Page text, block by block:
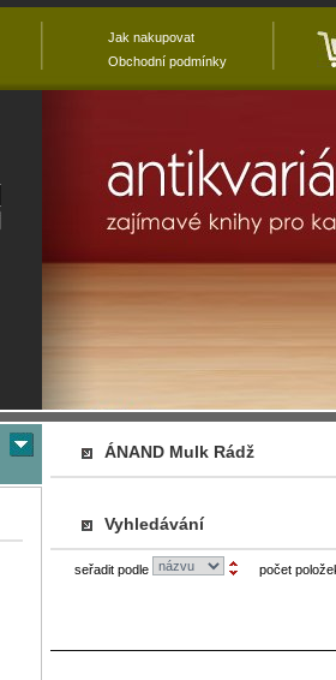
ÁNAND Mulk Rádž
Vyhledávání
seřadit podle počet
Jak nakupovat
Obchodní podmínky